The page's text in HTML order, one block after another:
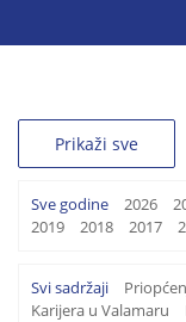
Prikaži sve
Sve godine 2026
2019
2018 2017
Svi sadržaji
Karijera u Valamaru